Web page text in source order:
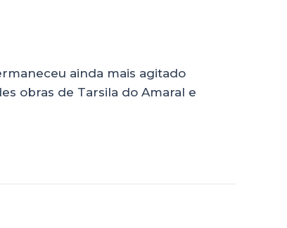
ainda mais agitado
obras de Tarsila do Amaral e